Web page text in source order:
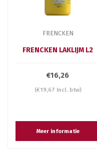
FRENCKEN
FRENCKEN LAKLIJM L2
€16,26
(€19,67 Incl. btw)
Meer informatie